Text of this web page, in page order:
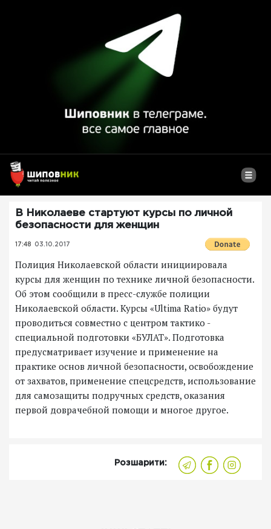
В Николаеве стартуют курсы по личной
безопасности для женщин
17:48 03.10.2017
Полиция Николаевской области инициировала
курсы для женщин по технике личной безопасности.
Об этом сообщили в пресс-службе полиции
Николаевской области. Курсы «Ultima Ratio» будут
проводиться совместно с центром тактико -
специальной подготовки «БУЛАТ». Подготовка
предусматривает изучение и применение на
практике основ личной безопасности, освобождение
от захватов, применение спецсредств, использование
для самозащиты подручных средств, оказания
первой доврачебной помощи и многое другое.
Розшарити: